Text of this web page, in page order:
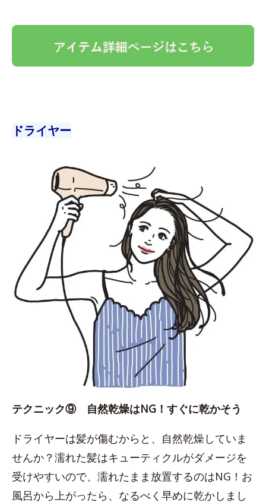
ドライヤー
テクニック⑨ 自然乾燥はNG！すぐに乾かそう
ドライヤーは髪が傷むからと、自然乾燥していま
せんか？濡れた髪はキューティクルがダメージを
受けやすいので、濡れたまま放置するのはNG！お
風呂から上がったら、なるべく早めに乾かしまし